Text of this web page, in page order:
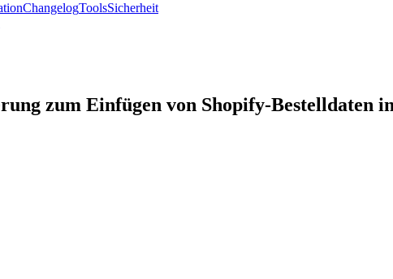
ChangelogToolsSicherheit
zum Einfügen von Shopify-Bestelldaten